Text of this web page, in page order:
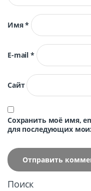
Имя*
E-mail*
Сайт
Сохранить моё имя,
для последующих
Поиск